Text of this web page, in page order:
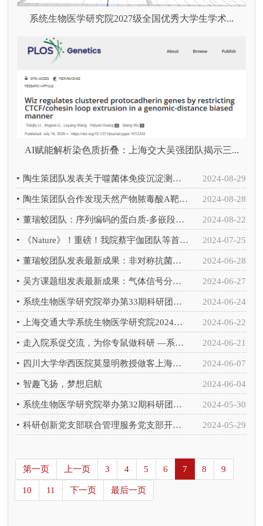
系统生物医学研究院2027级全国优秀大学生学术...
AI赋能解析染色质折叠：上海交大吴强团队揭示三...
陶生策团队发表关于噬菌体免疫沉淀测序技术的综述 2024-08-29
陶生策团队合作发现天然产物脓毒酸A靶向于SHP-2的磷酸化ITSM识别位点 2024-08-28
董瑞蛟团队：序列编码的蛋白质-多嵌段聚合物偶联物的可控制备策略 2024-08-22
《Nature》！重磅！我院蔡宇伽团队等首次发现大脑专属抗病毒卫士TMEFF1 2024-07-25
董瑞蛟团队发表最新成果：非对称抗菌嵌段共聚物纳米膜用于天然水的高效分离纯化 2024-06-28
吴方课题组发表最新成果：气体信号分子H2S可调控磷酸鞘氨醇通路而抑制免疫细胞的胸腺迁出 2024-06-27
系统生物医学研究院举办第33期科研团队沙龙活动 2024-06-24
上海交通大学系统生物医学研究院2024年研究生毕业典礼暨学位授予仪式顺利举行 2024-06-22
走入院系促交流，为你专鼠做科研 —系统生物医学研究院主题党日活动 2024-06-21
四川大学华西医院莫显明教授做客上海交大系统生物医学教育部重点实验室第37期学者讲坛 2024-06-07
智趣飞扬，梦想启航 2024-06-04
系统生物医学研究院举办第32期科研团队沙龙活动 2024-05-30
科研创新党支部联合管理服务党支部开展“党纪知识学习竞答”主题党日活动 2024-05-29
第一页 上一页 3 4 5 6 7 8 9
10 11 下一页 最后一页